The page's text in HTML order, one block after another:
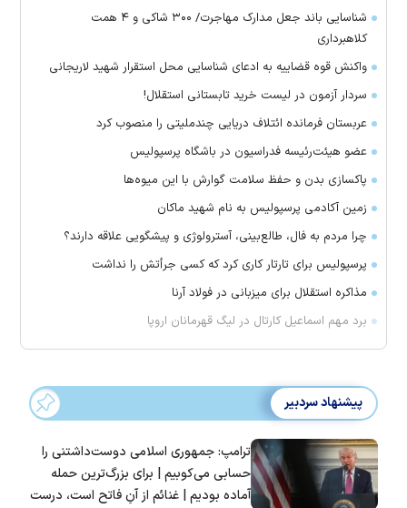
شناسایی باند جعل مدارک مهاجرت/ ۳۰۰ شاکی و ۴ همت
کلاهبرداری
واکنش قوه قضاییه به ادعای شناسایی محل استقرار شهید لاریجانی
سردار آزمون در لیست خرید تابستانی استقلال!
عربستان فرمانده ائتلاف دریایی چندملیتی را منصوب کرد
عضو هیئت‌رئیسه فدراسیون در باشگاه پرسپولیس
پاکسازی بدن و حفظ سلامت گوارش با این میوه‌ها
زمین آکادمی پرسپولیس به نام شهید ماکان
چرا مردم به فال، طالع‌بینی، آسترولوژی و پیشگویی علاقه دارند؟
پرسپولیس برای تارتار کاری کرد که کسی جرأتش را نداشت
مذاکره استقلال برای میزبانی در فولاد آرنا
برد مهم اسماعیل کارتال در لیگ قهرمانان اروپا
پیشنهاد سردبیر
ترامپ: جمهوری اسلامی دوست‌داشتنی را
حسابی می‌کوبیم | برای بزرگ‌ترین حمله
آماده بودیم | غنائم از آنِ فاتح است، درست